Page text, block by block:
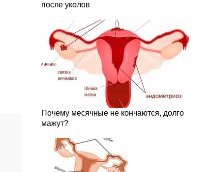
после уколов
Почему месячные не кончаются, долго
мажут?